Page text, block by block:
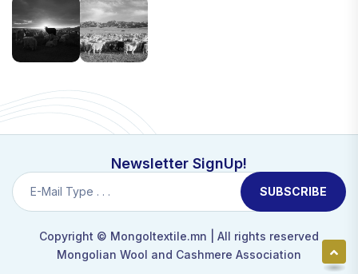
Newsletter SignUp!
SUBSCRIBE
Copyright © Mongoltextile.mn | All rights reserved
Mongolian Wool and Cashmere Association